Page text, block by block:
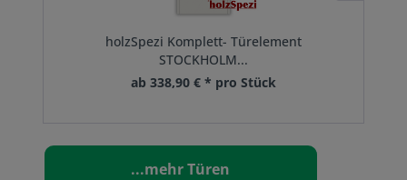
holzSpezi Komplett- Türelement
STOCKHOLM...
ab 338,90 € * pro Stück
...mehr Türen